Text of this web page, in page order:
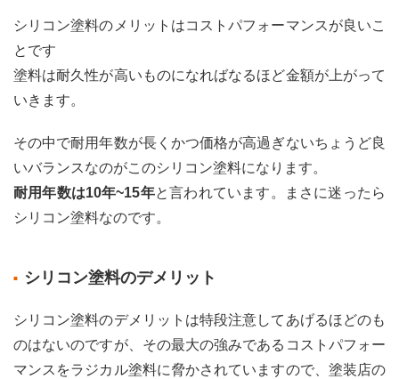
ナノ
コン
ット
め塗
4
水性
塗料
料の
違い
5
クリ
ヤー
塗料
シリコン塗料のメリットはコストパフォーマンスが良いこ
とです
塗料は耐久性が高いものになればなるほど金額が上がって
いきます。
その中で耐用年数が長くかつ価格が高過ぎないちょうど良
いバランスなのがこのシリコン塗料になります。
耐用年数は10年~15年と言われています。まさに迷ったら
シリコン塗料なのです。
シリコン塗料のデメリット
シリコン塗料のデメリットは特段注意してあげるほどのも
のはないのですが、その最大の強みであるコストパフォー
マンスをラジカル塗料に脅かされていますので、塗装店の